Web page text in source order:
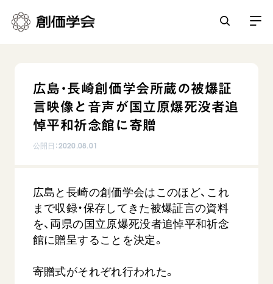
人間革命
自他共の幸福
日蓮大聖人の仏法（教学入門）
釈尊～法華経
日蓮大聖人
創価学会の三代会長
日常の活動
仏法を学ぶ
仏法を語る
主な行事
平和・文化・教育
核兵器の廃絶に向け連帯を拡大
「人権文化」「ジェンダー平等」を促進
「持続可能な開発目標（SDGs）」の取り組み
音楽活動
各国ウェブサイト
世界の創価学会の歴史
基本情報
創価学会 会則
広島・長崎創価学会所蔵の被爆証
言映像と音声が国立原爆死没者追
悼平和祈念館に寄贈
公開日：2020.08.01
広島と長崎の創価学会はこのほど、これ
まで収録・保存してきた被爆証言の資料
を、両県の国立原爆死没者追悼平和祈念
館に贈呈することを決定。
寄贈式がそれぞれ行われた。